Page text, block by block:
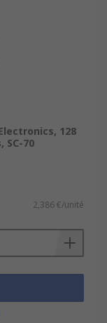
128
SC-70
2,386 €/unité